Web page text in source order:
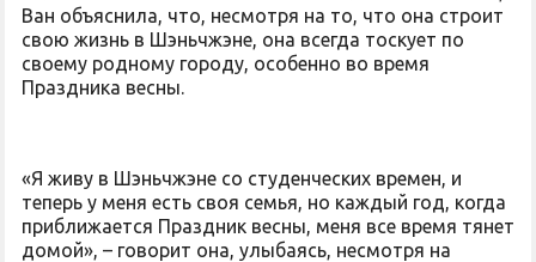
Ван объяснила, что, несмотря на то, что она строит
свою жизнь в Шэньчжэне, она всегда тоскует по
своему родному городу, особенно во время
Праздника весны.
«Я живу в Шэньчжэне со студенческих времен, и
теперь у меня есть своя семья, но каждый год, когда
приближается Праздник весны, меня все время тянет
домой», – говорит она, улыбаясь, несмотря на